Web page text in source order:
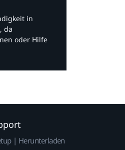
in
da
oder Hilfe
| Herunterladen